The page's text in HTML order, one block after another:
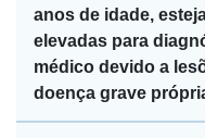
anos de idade,
elevadas para
médico devido a
doença grave